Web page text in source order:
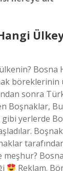
Bosna
sonra
Boşnaklar,
gibi yerlerde
Reklam.